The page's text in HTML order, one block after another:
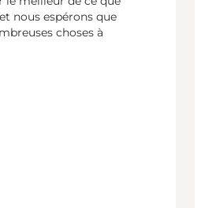
nous espérons que
choses à